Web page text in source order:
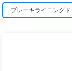
ブレーキライニング